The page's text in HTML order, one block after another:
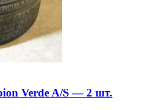
Verde A/S — 2 шт.